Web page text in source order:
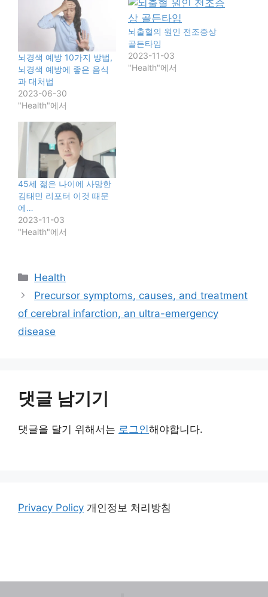
뇌경색 예방 10가지 방법,
뇌경색 예방에 좋은 음식
과 대처법
2023-06-30
"Health"에서
뇌출혈의 원인 전조증상
골든타임
2023-11-03
"Health"에서
45세 젊은 나이에 사망한
김태민 리포터 이것 때문
에…
2023-11-03
"Health"에서
카
테
리
Health
Precursor symptoms, causes, and treatment
of cerebral infarction, an ultra-emergency
disease
댓글 남기기
댓글을 달기 위해서는 로그인해야합니다.
Privacy Policy 개인정보 처리방침